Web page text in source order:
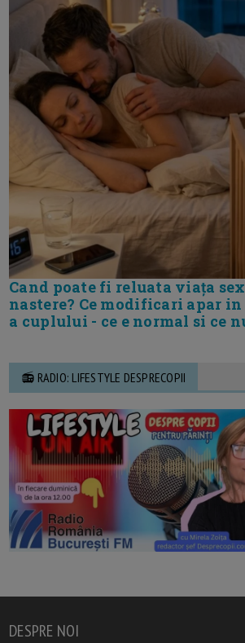
Cand poate fi reluata viața
nastere? Ce modificari apar
a cuplului - ce e normal si ce
📻 RADIO: LIFESTYLE DESPRECOPII
DESPRE NOI